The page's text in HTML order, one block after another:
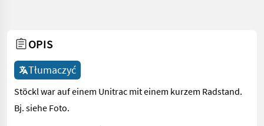
OPIS
Tłumaczyć
Stöckl war auf einem Unitrac mit einem kurzem Radstand.
Bj. siehe Foto.